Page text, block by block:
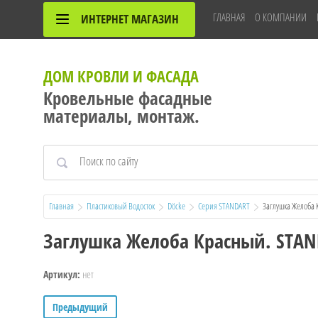
ИНТЕРНЕТ МАГАЗИН ГЛАВНАЯ О КОМПАНИИ
ДОМ КРОВЛИ И ФАСАДА
Кровельные фасадные
материалы, монтаж.
Главная Пластиковый Водосток Döcke Серия STANDART
Заглушка
Заглушка Желоба Красный.
Артикул: нет
Предыдущий